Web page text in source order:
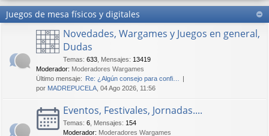
Juegos de mesa físicos y digitales
Novedades, Wargames y Juegos en general,
Dudas
Temas: 633 Mensajes: 13419
Moderador: Moderadores Wargames
Último mensaje: Re: ¿Algún consejo para confi…
por MADREPUCELA , 04 Ago 2026, 11:56
Eventos, Festivales, Jornadas....
Temas: 6 Mensajes: 154
Moderador: Moderadores Wargames